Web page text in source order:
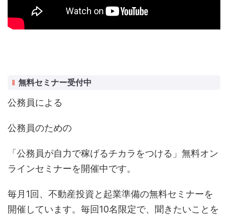
無料セミナー受付中
公務員による
公務員のための
「公務員が自力で稼げるチカラをつける」無料オン
ラインセミナーを開催中です。
毎月1回、不動産投資と起業準備の無料セミナーを
開催しています。毎回10名限定で、聞きたいことを